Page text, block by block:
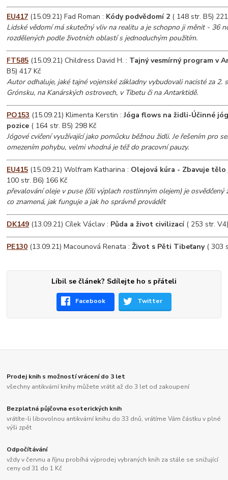
EU417 (15.09.21) Fad Roman : Kódy podvědomí 2 ( 148 str. B5)
Lidské vědomí má skutečný vliv na realitu a je schopno ji měnit - 36
rozdělených podle životních oblastí s jednoduchým použitím.
FT585 (15.09.21) Childress David H. : Tajný vesmírný program v
B5) 417 Kč
Autor odhaluje, jaké tajné vojenské základny vybudovali nacisté za 2.
Grónsku, na Kanárských ostrovech, v Tibetu či na Antarktidě.
PO153 (15.09.21) Klimenta Kerstin :Jóga flows na židli-Účinné
pozice ( 164 str. B5) 298 Kč
Jógové cvičení využívající jako pomůcku běžnou židli. Je řešením pro
omezením pohybu, velmi vhodná je též do pracovní pauzy.
EU415 (15.09.21) Wolfram Katharina : Olejová kúra - Zbavuje tělo
100 str. B6) 166 Kč
převalování oleje v puse (čili výplach rostlinným olejem) je osvědčený
co znamená, jak funguje a jak ho správně provádět
DK149 (13.09.21) Cílek Václav : Půda a život civilizací( 253 str.
PE130 (13.09.21) Macounová Renata :Život s Pěti Tibeťany( 303
Líbil se článek? Sdílejte ho s přáteli
Facebook Twitter
Prodej knih s možností vrácení do 3 let
všechny antikvární knihy můžete vrátit až do 3 let od zakoupení
Bezplatná půjčovna esoterických knih
vrátíte-li libovolnou antikvární knihu do 33 dnů, vrátíme Vám částku v plné
výši zpět
Odpočítávání
vždy v červnu a říjnu probíhá výprodej vybraných knih za stále se snižující
ceny od 31 do 1 Kč